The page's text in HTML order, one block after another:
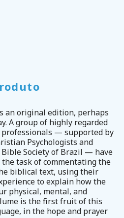
an original edition, perhaps
A group of highly regarded
— supported by
Psychologists and
Society of Brazil — have
task of commentating the
biblical text, using their
to explain how the
physical, mental, and
is the first fruit of this
in the hope and prayer